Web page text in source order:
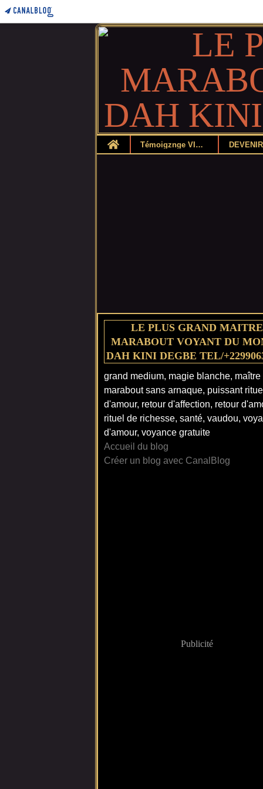
Home
Témoigznge VIDEO
LE PLUS GRAND MAITRE
MARABOUT VOYANT DU
DAH KINI DEGBE TEL/
grand medium, magie blanche, maître
marabout sans arnaque, puissant rituel
d'amour, retour d'affection, retour
rituel de richesse, santé, vaudou,
d'amour, voyance gratuite
Accueil du blog
Créer un blog avec CanalBlog
Publicité